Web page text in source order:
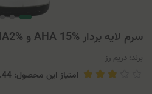
سرم لایه بردار AHA 15% و BHA2% دریم رز
برند: دریم رز
امتیاز این محصول: 3.44